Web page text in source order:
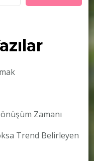
Zamanı
Trend Belirleyen